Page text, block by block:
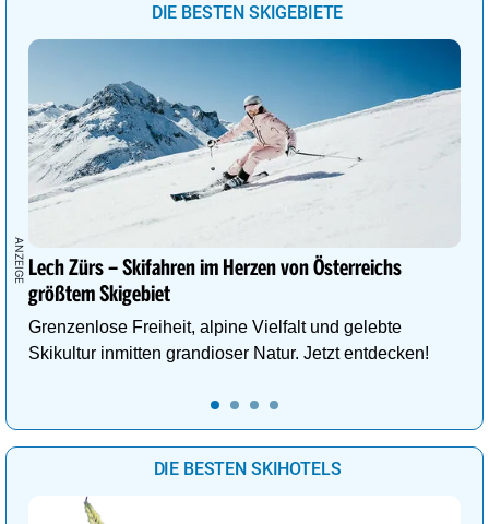
DIE BESTEN SKIGEBIETE
Lech Zürs – Skifahren im Herzen von Österreichs
größtem Skigebiet
Grenzenlose Freiheit, alpine Vielfalt und gelebte
Skikultur inmitten grandioser Natur. Jetzt entdecken!
DIE BESTEN SKIHOTELS